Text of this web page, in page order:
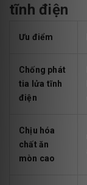
tĩnh điện
Ưu điểm
Chống phát
tia lửa tĩnh
điện
Chịu hóa
chất ăn
mòn cao